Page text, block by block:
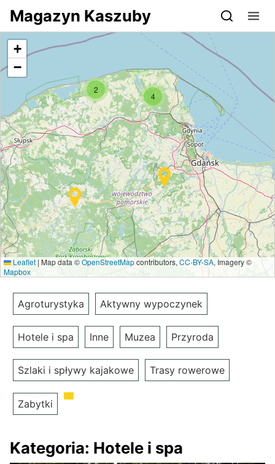
Przejdź do serwisu magazynkaszuby.pl
Magazyn Kaszuby
2
4
+
−
Leaflet | Map data ©OpenStreetMapcontributors, CC-BY-SA, Imagery ©
Mapbox
Agroturystyka Aktywny wypoczynek
Hotele i spa Inne Muzea Przyroda
Szlaki i spływy kajakowe Trasy rowerowe
Zabytki
Kategoria: Hotele i spa